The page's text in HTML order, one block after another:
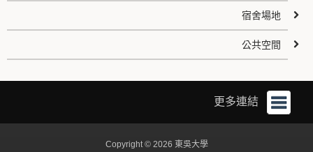
宿舍場地
公共空間
更多連結
Copyright © 2026 東吳大學